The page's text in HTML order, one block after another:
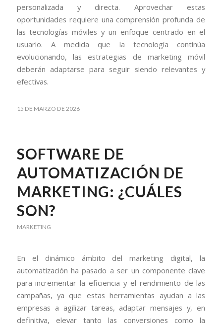
personalizada y directa. Aprovechar estas
oportunidades requiere una comprensión profunda de
las tecnologías móviles y un enfoque centrado en el
usuario. A medida que la tecnología continúa
evolucionando, las estrategias de marketing móvil
deberán adaptarse para seguir siendo relevantes y
efectivas.
15 DE MARZO DE 2026
SOFTWARE DE
AUTOMATIZACIÓN DE
MARKETING: ¿CUÁLES
SON?
MARKETING
En el dinámico ámbito del marketing digital, la
automatización ha pasado a ser un componente clave
para incrementar la eficiencia y el rendimiento de las
campañas, ya que estas herramientas ayudan a las
empresas a agilizar tareas, adaptar mensajes y, en
definitiva, elevar tanto las conversiones como la